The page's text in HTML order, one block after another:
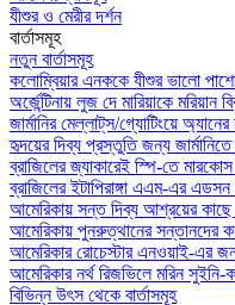
যীশুর ও মেরীর দর্শন
বার্তাসমূহ
নতুন বার্তাসমূহ
কলোম্বিয়ার এনককে যীশুর ভালো
অর্জেন্টিনায় লুজ দে মারিয়াকে মরিয়ান
জার্মানির মেল্লাট্‌স/গ্যোটিংয়ে অ্যানের
হৃদয়ের দিব্য প্রস্তুতি জন্য জার্মানিতে
ব্রাজিলের জ্যাকারেই স্পি-তে মারকোস
ব্রাজিলের ইটাপিরাঙ্গা এএম-এর এডসন
আমেরিকায় সন্ত দিব্য আশ্রয়ের কাছে
আমেরিকায় পুনরুত্থানের সন্তানদের
আমেরিকার রোচেস্টার এনওয়াই-এর জন
আমেরিকার নর্থ রিজভিলে মরিন সুইনি-
বিভিন্ন উৎস থেকে বার্তাসমূহ